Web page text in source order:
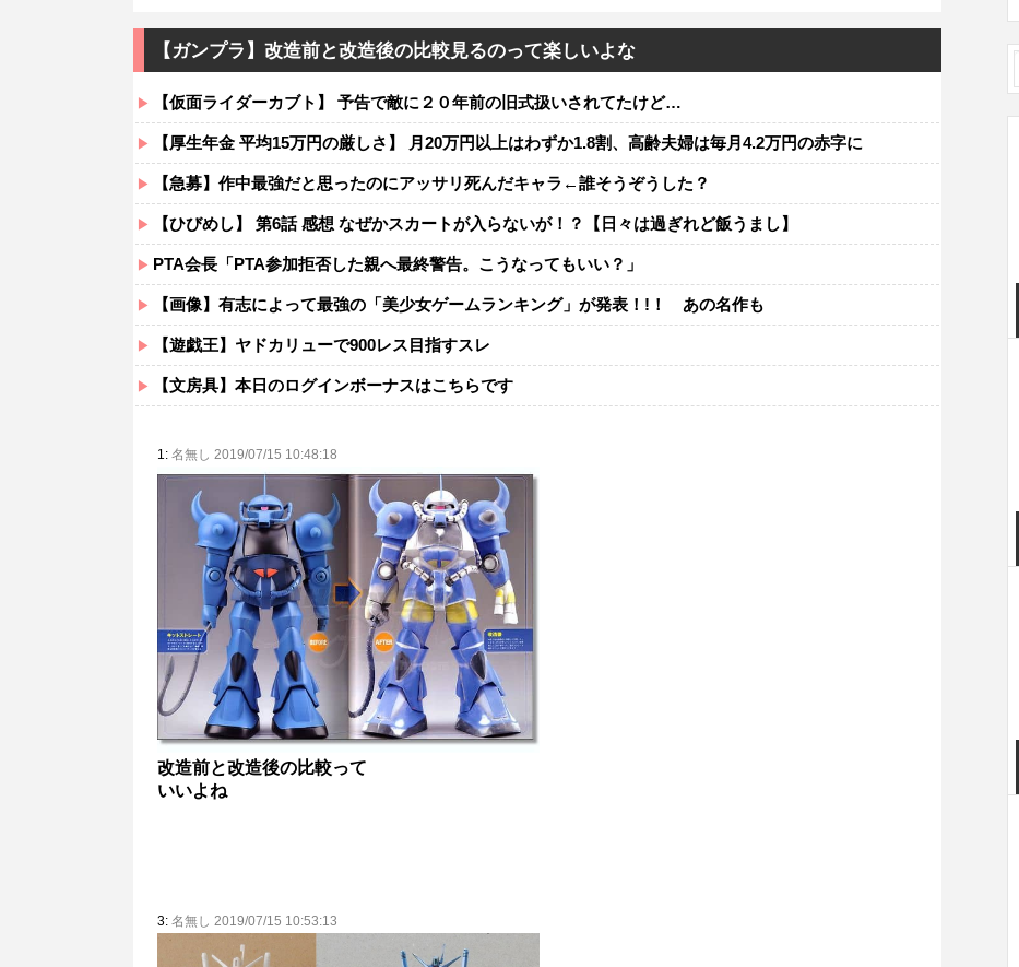
【ガンプラ】改造前と改造後の比較見るのって楽しいよな
【仮面ライダーカブト】 予告で敵に２０年前の旧式扱いされてたけど…
【厚生年金 平均15万円の厳しさ】 月20万円以上はわずか1.8割、高齢夫婦は毎月4.2万円の赤字に
【急募】作中最強だと思ったのにアッサリ死んだキャラ←誰そうぞうした？
【ひびめし】 第6話 感想 なぜかスカートが入らないが！？【日々は過ぎれど飯うまし】
PTA会長「PTA参加拒否した親へ最終警告。こうなってもいい？」
【画像】有志によって最強の「美少女ゲームランキング」が発表！!！ あの名作も
【遊戯王】ヤドカリューで900レス目指すスレ
【文房具】本日のログインボーナスはこちらです
1: 名無し 2019/07/15 10:48:18
改造前と改造後の比較って
いいよね
3: 名無し 2019/07/15 10:53:13